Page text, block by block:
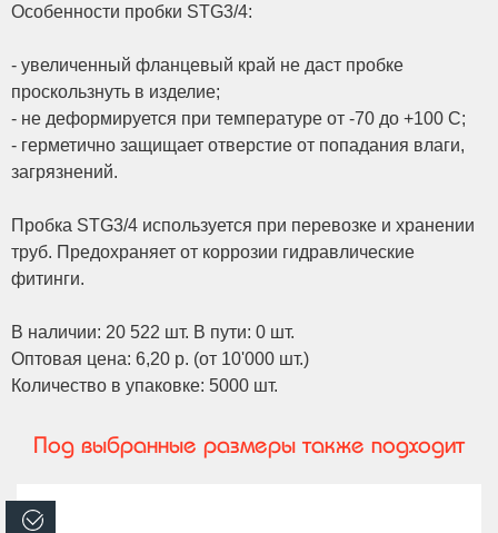
Особенности пробки STG3/4:
- увеличенный фланцевый край не даст пробке
проскользнуть в изделие;
- не деформируется при температуре от -70 до +100 С;
- герметично защищает отверстие от попадания влаги,
загрязнений.
Пробка STG3/4 используется при перевозке и хранении
труб. Предохраняет от коррозии гидравлические
фитинги.
В наличии: 20 522 шт. В пути: 0 шт.
Оптовая цена: 6,20 р. (от 10'000 шт.)
Количество в упаковке: 5000 шт.
Под выбранные размеры также подходит